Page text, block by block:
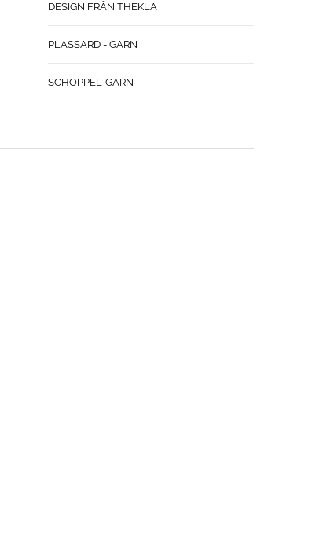
DESIGN FRÅN THEKLA
PLASSARD - GARN
SCHOPPEL-GARN